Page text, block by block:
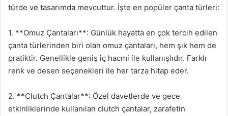
türde ve tasarımda mevcuttur. İşte en popüler çanta türleri:
1. **Omuz Çantaları**: Günlük hayatta en çok tercih edilen
çanta türlerinden biri olan omuz çantaları, hem şık hem de
pratiktir. Genellikle geniş iç hacmi ile kullanışlıdır. Farklı
renk ve desen seçenekleri ile her tarza hitap eder.
2. **Clutch Çantalar**: Özel davetlerde ve gece
etkinliklerinde kullanılan clutch çantalar, zarafetin